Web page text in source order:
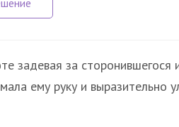
задевая за сторонившегося
ему руку и выразительно